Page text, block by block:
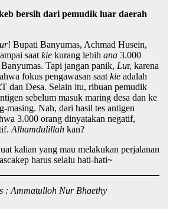
bersih dari pemudik luar daerah
! Bupati Banyumas, Achmad Husein,
saatkie kurang lebih ana 3.000
Tapi jangan panik, Lur, karena
fokus pengawasan saatkie adalah
dan Desa. Selain itu, ribuan pemudik
sebelum masuk maring desa dan ke
masing. Nah, dari hasil tes antigen
3.000 orang dinyatakan negatif,
Alhamdulillah kan?
kalian yang mau melakukan perjalanan
harus selalu hati-hati~
: Ammatulloh Nur Bhaethy